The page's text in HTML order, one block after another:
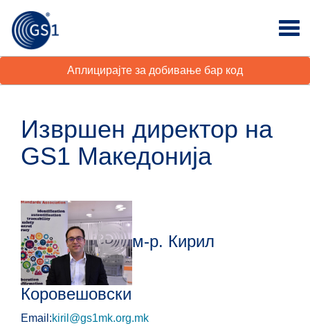
Аплицирајте за добивање бар код
Извршен директор на
GS1 Македонија
м-р. Кирил
Коровешовски
Email:kiril@gs1mk.org.mk